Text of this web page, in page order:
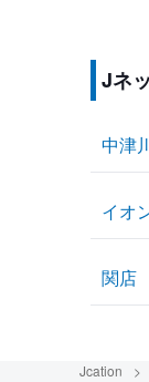
Jネ
中津
イオ
関店
Jcation